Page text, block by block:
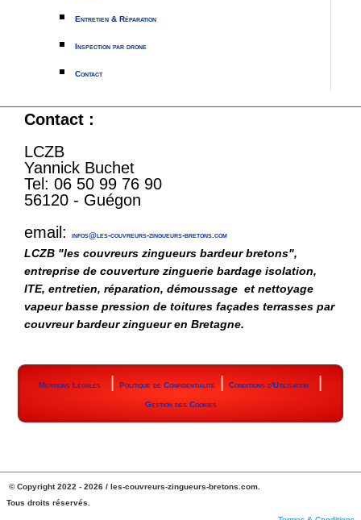
Entretien & Réparation
Inspection par drone
Contact
Contact :
LCZB
Yannick Buchet
Tel: 06 50 99 76 90
56120 - Guégon
email:infos@les-couvreurs-zingueurs-bretons.com
LCZB "les couvreurs zingueurs bardeur bretons",
entreprise de couverture zinguerie bardage isolation,
ITE, entretien, réparation, démoussage et nettoyage
vapeur basse pression de toitures façades terrasses par
couvreur bardeur zingueur en Bretagne.
Mentions Légales Politique de Confidentialité Conditions d'Utilisation
Gestion des Cookies
© Copyright 2022 - 2026 / les-couvreurs-zingueurs-bretons.com.
Tous droits réservés.